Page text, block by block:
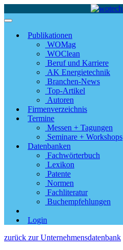
Publikationen
WOMag
WOClean
Beruf und Karriere
AK Energietechnik
Branchen-News
Top-Artikel
Autoren
Firmenverzeichnis
Termine
Messen + Tagungen
Seminare + Workshops
Datenbanken
Fachwörterbuch
Lexikon
Patente
Normen
Fachliteratur
Buchempfehlungen
Login
zurück zur Unternehmensdatenbank